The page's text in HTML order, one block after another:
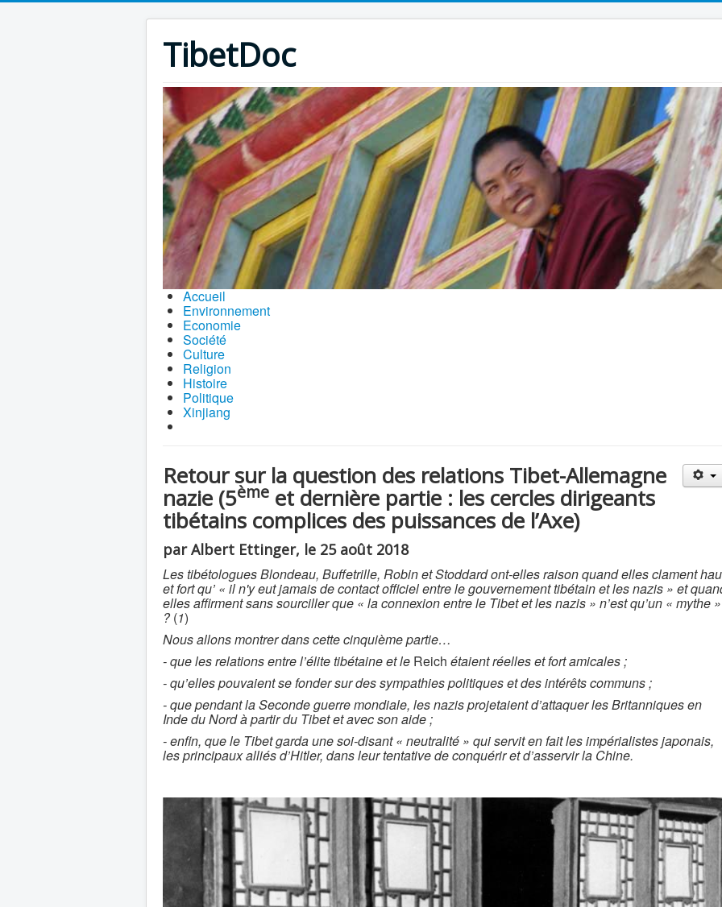
TibetDoc
Accueil
Environnement
Economie
Société
Culture
Religion
Histoire
Politique
Xinjiang
Retour sur la question des relations Tibet-Allemagne
nazie (5ème et dernière partie : les cercles dirigeants
tibétains complices des puissances de l’Axe)
par Albert Ettinger, le 25 août 2018
Les tibétologues Blondeau, Buffetrille, Robin et Stoddard ont-elles raison quand elles clament
et fort qu’ « il n'y eut jamais de contact officiel entre le gouvernement tibétain et les nazis » et
elles affirment sans sourciller que « la connexion entre le Tibet et les nazis » n’est qu’un « mythe »
?(1)
Nous allons montrer dans cette cinquième partie…
- que les relations entre l’élite tibétaine et le Reich étaient réelles et fort amicales ;
- qu’elles pouvaient se fonder sur des sympathies politiques et des intérêts communs ;
- que pendant la Seconde guerre mondiale, les nazis projetaient d’attaquer les Britanniques en
Inde du Nord à partir du Tibet et avec son aide ;
- enfin, que le Tibet garda une soi-disant « neutralité » qui servit en fait les impérialistes japonais,
les principaux alliés d’Hitler, dans leur tentative de conquérir et d’asservir la Chine.